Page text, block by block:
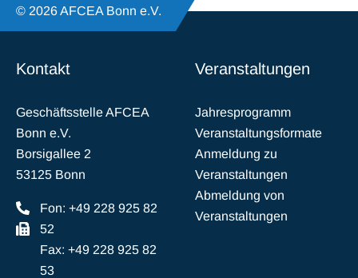
© 2026 AFCEA Bonn e.V.
Kontakt
Geschäftsstelle AFCEA
Bonn e.V.
Borsigallee 2
53125 Bonn
Fon: +49 228 925 82
52
Fax: +49 228 925 82
53
Veranstaltungen
Jahresprogramm
Veranstaltungsformate
Anmeldung zu
Veranstaltungen
Abmeldung von
Veranstaltungen